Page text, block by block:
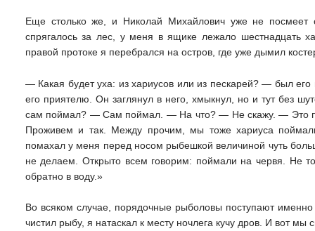
Еще столько же, и Николай Михайлович уже не посмеет
спрягалось за лес, у меня в ящике лежало
правой протоке я перебрался на остров, где уже дымил
— Какая будет уха: из хариусов или из пескарей? — был
его приятелю. Он заглянул в него, хмыкнул, но и тут без
сам поймал? — Сам поймал. — На что? — Не скажу. — Это
Проживем и так. Между прочим, мы тоже хариуса
помахал у меня перед носом рыбешкой величиной чуть
не делаем. Открыто всем говорим: поймали на червя. Не
обратно в воду.»
Во всяком случае, порядочные рыболовы поступают
чистил рыбу, я натаскал к месту ночлега кучу дров. И вот мы